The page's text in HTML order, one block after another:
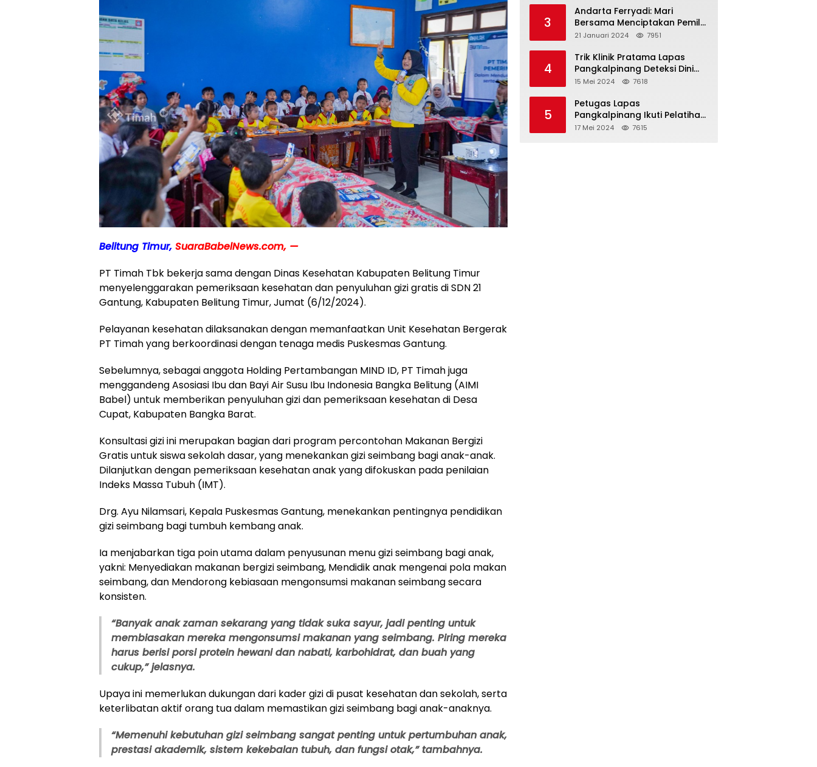
Belitung Timur, SuaraBabelNews.com, —
PT Timah Tbk bekerja sama dengan Dinas Kesehatan Kabupaten Belitung Timur
menyelenggarakan pemeriksaan kesehatan dan penyuluhan gizi gratis di SDN 21
Gantung, Kabupaten Belitung Timur, Jumat (6/12/2024).
Pelayanan kesehatan dilaksanakan dengan memanfaatkan Unit Kesehatan Bergerak
PT Timah yang berkoordinasi dengan tenaga medis Puskesmas Gantung.
Sebelumnya, sebagai anggota Holding Pertambangan MIND ID, PT Timah juga
menggandeng Asosiasi Ibu dan Bayi Air Susu Ibu Indonesia Bangka Belitung (AIMI
Babel) untuk memberikan penyuluhan gizi dan pemeriksaan kesehatan di Desa
Cupat, Kabupaten Bangka Barat.
Konsultasi gizi ini merupakan bagian dari program percontohan Makanan Bergizi
Gratis untuk siswa sekolah dasar, yang menekankan gizi seimbang bagi anak-anak.
Dilanjutkan dengan pemeriksaan kesehatan anak yang difokuskan pada penilaian
Indeks Massa Tubuh (IMT).
Drg. Ayu Nilamsari, Kepala Puskesmas Gantung, menekankan pentingnya pendidikan
gizi seimbang bagi tumbuh kembang anak.
Ia menjabarkan tiga poin utama dalam penyusunan menu gizi seimbang bagi anak,
yakni: Menyediakan makanan bergizi seimbang, Mendidik anak mengenai pola makan
seimbang, dan Mendorong kebiasaan mengonsumsi makanan seimbang secara
konsisten.
“Banyak anak zaman sekarang yang tidak suka sayur, jadi penting untuk
membiasakan mereka mengonsumsi makanan yang seimbang. Piring mereka
harus berisi porsi protein hewani dan nabati, karbohidrat, dan buah yang
cukup,” jelasnya.
Upaya ini memerlukan dukungan dari kader gizi di pusat kesehatan dan sekolah, serta
keterlibatan aktif orang tua dalam memastikan gizi seimbang bagi anak-anaknya.
“Memenuhi kebutuhan gizi seimbang sangat penting untuk pertumbuhan anak,
prestasi akademik, sistem kekebalan tubuh, dan fungsi otak,” tambahnya.
Binaan
3
Andarta Ferryadi: Mari
Bersama Menciptakan Pemilu
2024 yang Damai, Jujur dan
21 Januari 2024 7951
4
Trik Klinik Pratama Lapas
Pangkalpinang Deteksi Dini
HIV/AIDS dengan VCT Mobile
15 Mei 2024 7618
5
Petugas Lapas
Pangkalpinang Ikuti Pelatihan
Teknis Pemasyarakatan di
17 Mei 2024 7615